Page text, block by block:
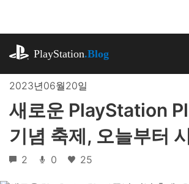
로
뛰
PlayStation.Blog
2023년06월20일
새로운 PlayStation
기념 축제, 오늘부터
2 0 25